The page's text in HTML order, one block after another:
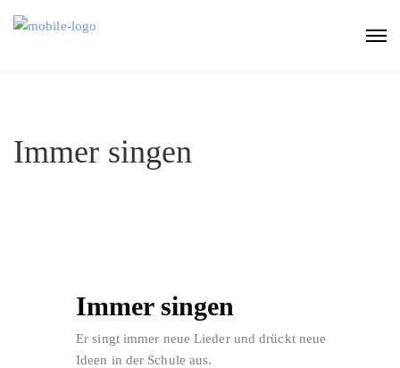
Immer singen
Immer singen
Er singt immer neue Lieder und drückt neue
Ideen in der Schule aus.